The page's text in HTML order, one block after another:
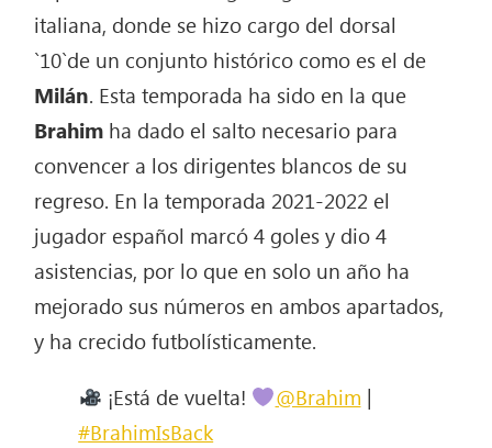
italiana, donde se hizo cargo del dorsal
`10`de un conjunto histórico como es el de
Milán. Esta temporada ha sido en la que
Brahim ha dado el salto necesario para
convencer a los dirigentes blancos de su
regreso. En la temporada 2021-2022 el
jugador español marcó 4 goles y dio 4
asistencias, por lo que en solo un año ha
mejorado sus números en ambos apartados,
y ha crecido futbolísticamente.
¡Está de vuelta!
@Brahim |
#BrahimIsBack